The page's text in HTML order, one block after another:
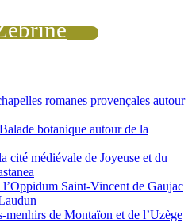
romanes provençales autour
botanique autour de la
cité médiévale de Joyeuse et du
Saint-Vincent de Gaujac
menhirs de Montaïon et de l’Uzège